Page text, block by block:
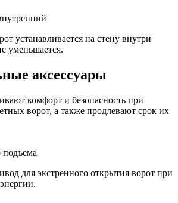
устанавливается на стену внутри
уменьшается.
аксессуары
комфорт и безопасность при
ворот, а также продлевают срок их
подъема
для экстренного открытия ворот при